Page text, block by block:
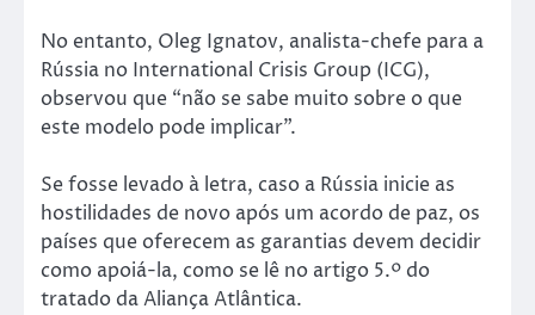
No entanto, Oleg Ignatov, analista-chefe para a
Rússia no International Crisis Group (ICG),
observou que “não se sabe muito sobre o que
este modelo pode implicar”.
Se fosse levado à letra, caso a Rússia inicie as
hostilidades de novo após um acordo de paz, os
países que oferecem as garantias devem decidir
como apoiá-la, como se lê no artigo 5.º do
tratado da Aliança Atlântica.